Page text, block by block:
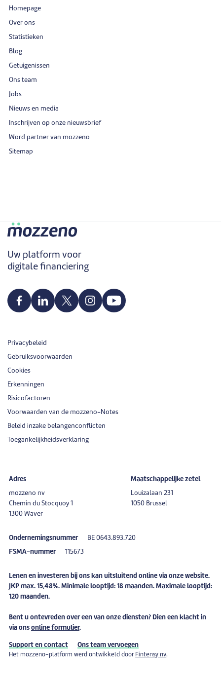
Homepage
Over ons
Statistieken
Blog
Getuigenissen
Ons team
Jobs
Nieuws en media
Inschrijven op onze nieuwsbrief
Word partner van mozzeno
Sitemap
Uw platform voor
digitale financiering
Privacybeleid
Gebruiksvoorwaarden
Cookies
Erkenningen
Risicofactoren
Voorwaarden van de mozzeno-Notes
Beleid inzake belangenconflicten
Toegankelijkheidsverklaring
Adres
mozzeno nv
Chemin du Stocquoy 1
1300 Waver
Maatschappelijke zetel
Louizalaan 231
1050 Brussel
Ondernemingsnummer BE 0643.893.720
FSMA-nummer 115673
Lenen en investeren bij ons kan uitsluitend online via onze website.
JKP max. 15,48%. Minimale looptijd: 18 maanden. Maximale looptijd:
120 maanden.
Bent u ontevreden over een van onze diensten? Dien een klacht in
via ons online formulier.
Support en contact Ons team vervoegen
Het mozzeno-platform werd ontwikkeld door Fintensy nv.